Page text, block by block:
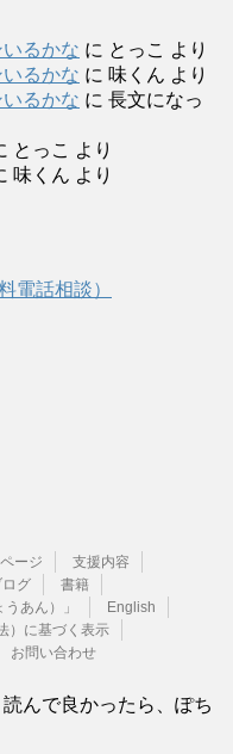
るかな に とっこ より
るかな に 味くん より
るかな に 長文になっ
とっこ より
味くん より
電話相談）
ージ
支援内容
ログ
書籍
あん）」
English
）に基づく表示
お問い合わせ
んで良かったら、ぽち